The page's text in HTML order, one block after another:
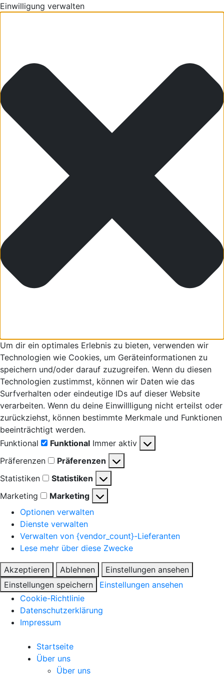
Einwilligung verwalten
Um dir ein optimales Erlebnis zu bieten, verwenden wir
Technologien wie Cookies, um Geräteinformationen zu
speichern und/oder darauf zuzugreifen. Wenn du diesen
Technologien zustimmst, können wir Daten wie das
Surfverhalten oder eindeutige IDs auf dieser Website
verarbeiten. Wenn du deine Einwillligung nicht erteilst oder
zurückziehst, können bestimmte Merkmale und Funktionen
beeinträchtigt werden.
Funktional
Funktional Immer aktiv
Präferenzen
Präferenzen
Statistiken
Statistiken
Marketing
Marketing
Optionen verwalten
Dienste verwalten
Verwalten von {vendor_count}-Lieferanten
Lese mehr über diese Zwecke
Akzeptieren Ablehnen
Einstellungen ansehen
Einstellungen speichern
Einstellungen ansehen
Cookie-Richtlinie
Datenschutzerklärung
Impressum
Startseite
Über uns
Über uns